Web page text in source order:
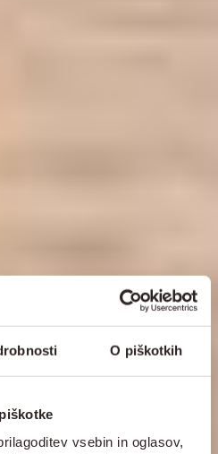
O piškotkih
vsebin in oglasov,